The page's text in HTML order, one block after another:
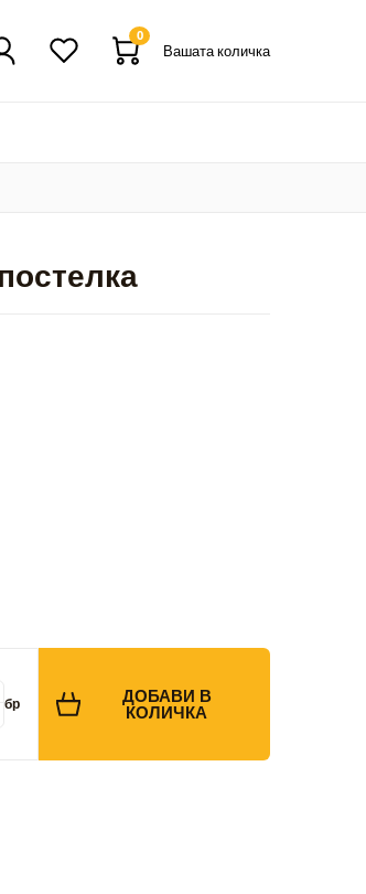
0
Вашата количка
бр ДОБАВИ В
КОЛИЧКА